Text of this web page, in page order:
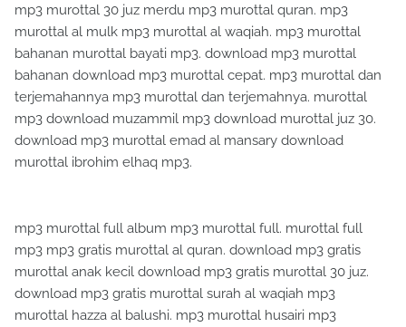
mp3 murottal 30 juz merdu mp3 murottal quran. mp3
murottal al mulk mp3 murottal al waqiah. mp3 murottal
bahanan murottal bayati mp3. download mp3 murottal
bahanan download mp3 murottal cepat. mp3 murottal dan
terjemahannya mp3 murottal dan terjemahnya. murottal
mp3 download muzammil mp3 download murottal juz 30.
download mp3 murottal emad al mansary download
murottal ibrohim elhaq mp3.
mp3 murottal full album mp3 murottal full. murottal full
mp3 mp3 gratis murottal al quran. download mp3 gratis
murottal anak kecil download mp3 gratis murottal 30 juz.
download mp3 gratis murottal surah al waqiah mp3
murottal hazza al balushi. mp3 murottal husairi mp3